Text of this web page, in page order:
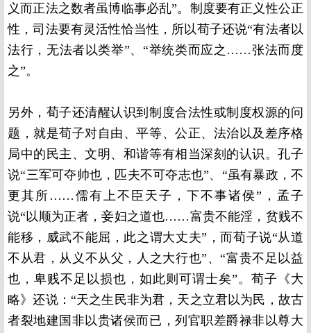
义而正法之数者虽博临事必乱”。制度要有正义性公正
性，司法要有灵活性恰当性，所以荀子还说“有法者以
法行，无法者以类举”、“举统类而应之……张法而度
之”。
另外，荀子还清醒认识到制度合法性或制度权源的问
题，就是荀子对自由、平等、公正、法治以及差序格
局中的民主、文明、和谐等有相当深刻的认识。孔子
说“三军可夺帅也，匹夫不可夺志也”、“虽有暴政，不
更其所……儒有上不臣天子，下不事诸侯”，孟子
说“以顺为正者，妾妇之道也……富贵不能淫，贫贱不
能移，威武不能屈，此之谓大丈夫”，而荀子说“从道
不从君，从义不从父，人之大行也”、“富贵不足以益
也，卑贱不足以损也，如此则可谓士矣”。荀子《大
略》还说：“天之生民非为君，天之立君以为民，故古
者裂地建国非以贵诸侯而已，列官职差爵禄非以尊大